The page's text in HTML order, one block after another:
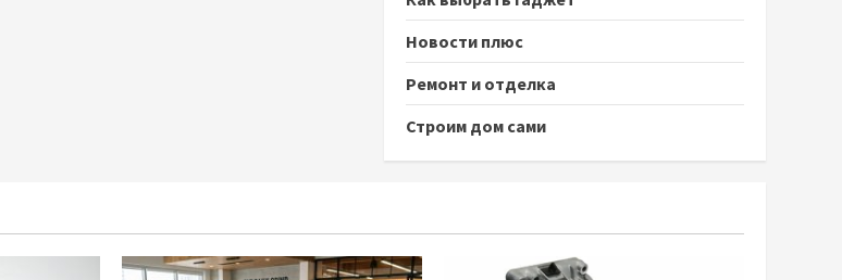
Новости плюс
Ремонт и отделка
Строим дом сами